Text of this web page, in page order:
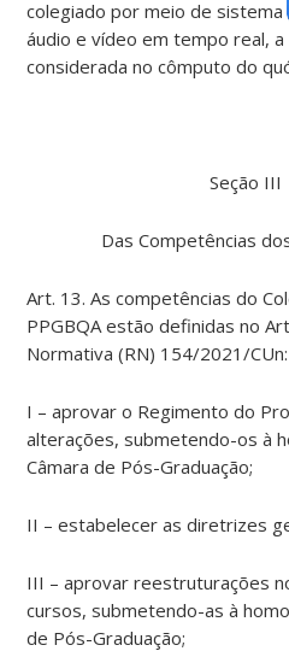
colegiado por meio de sistema
áudio e vídeo em tempo real, a
considerada no cômputo do
Seção III
Das Competências
Art. 13. As competências do
PPGBQA estão definidas no
Normativa (RN) 154/2021/CUn:
I – aprovar o Regimento do
alterações, submetendo-os à
Câmara de Pós-Graduação;
II – estabelecer as diretrizes
III – aprovar reestruturações
cursos, submetendo-as à
de Pós-Graduação;